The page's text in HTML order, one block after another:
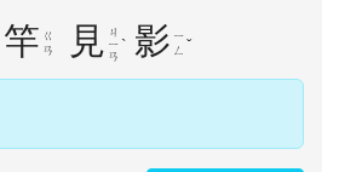
竿 ㄍ
ㄢ
見 ㄐ
ㄧ
ㄢ
ˋ 影 ㄧ
ㄥ ˇ